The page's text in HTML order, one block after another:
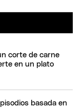
corte de carne
en un plato
basada en